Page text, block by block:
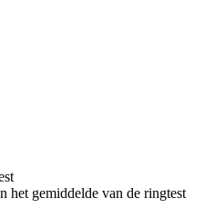
het gemiddelde van de ringtest